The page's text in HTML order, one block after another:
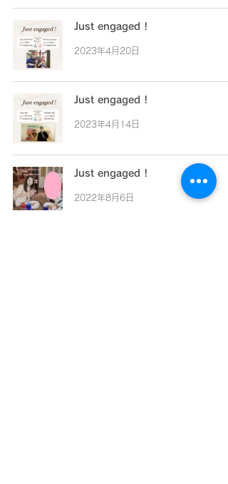
Just engaged !
2023年4月20日
Just engaged !
2023年4月14日
Just engaged !
2022年8月6日